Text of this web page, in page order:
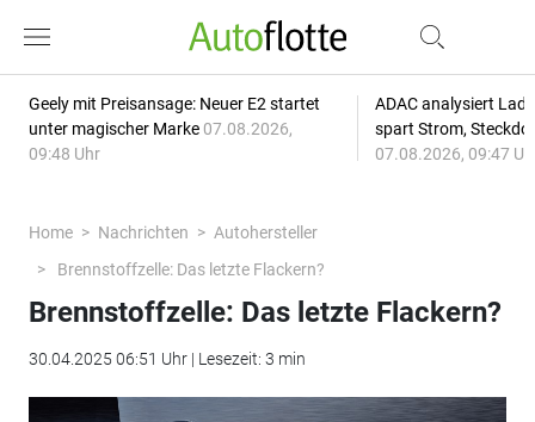
Geely mit Preisansage: Neuer E2 startet
unter magischer Marke 07.08.2026,
09:48 Uhr
ADAC analysiert
spart Strom,
07.08.2026, 09:47
Home Nachrichten
Autohersteller
Brennstoffzelle: Das letzte Flackern?
Brennstoffzelle: Das letzte Flackern?
30.04.2025 06:51 Uhr | Lesezeit: 3 min